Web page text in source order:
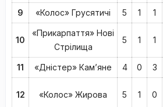
9 «Колос» Грусятичі 5 1 1
10
«Прикарпаття» Нові
Стрілища
5 1 1
11 «Дністер» Кам’яне 4 0 3
12 «Колос» Жирова 5 1 0